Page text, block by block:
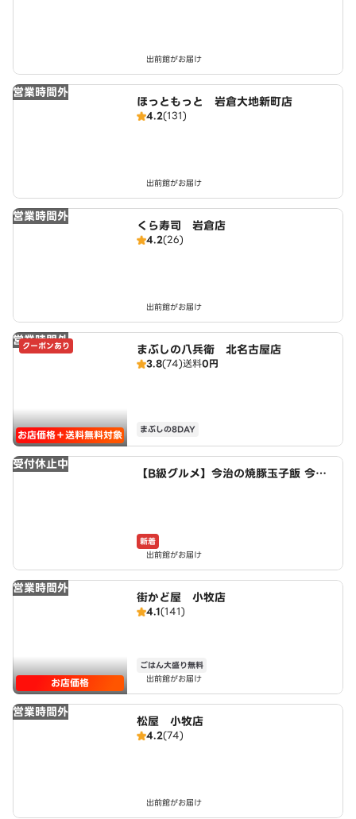
出前館がお届け
営業時間外
ほっともっと 岩倉大地新町店
4.2(131)
出前館がお届け
営業時間外
くら寿司 岩倉店
4.2(26)
出前館がお届け
営業時間外
クーポンあり
お店価格＋送料無料対象
まぶしの八兵衛 北名古屋店
3.8(74)送料0円
まぶしの8DAY
受付休止中
【B級グルメ】今治の焼豚玉子飯 今治
新着
出前館がお届け
営業時間外
お店価格
街かど屋 小牧店
4.1(141)
ごはん大盛り無料
出前館がお届け
営業時間外
松屋 小牧店
4.2(74)
出前館がお届け